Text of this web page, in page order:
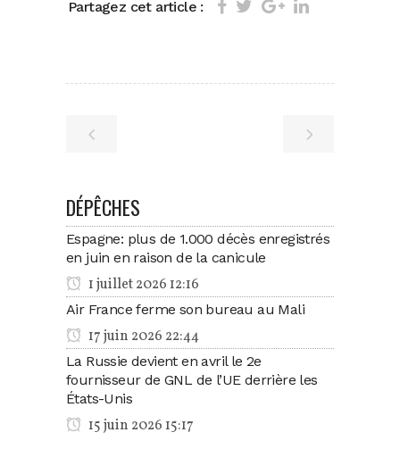
Partagez cet article :
DÉPÊCHES
Espagne: plus de 1.000 décès enregistrés
en juin en raison de la canicule
1 juillet 2026 12:16
Air France ferme son bureau au Mali
17 juin 2026 22:44
La Russie devient en avril le 2e
fournisseur de GNL de l’UE derrière les
États-Unis
15 juin 2026 15:17